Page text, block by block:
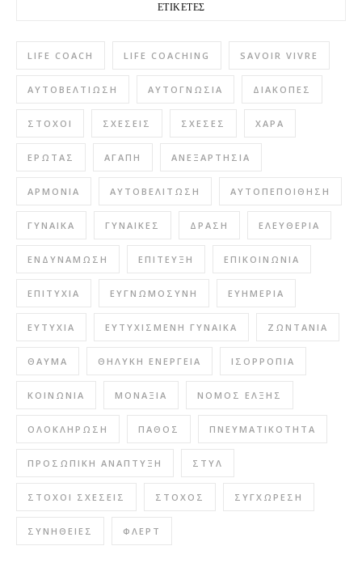
ΕΤΙΚΈΤΕΣ
LIFE COACH LIFE COACHING SAVOIR VIVRE
ΑΥΤΟΒΕΛΤΊΩΣΗ ΑΥΤΟΓΝΩΣΊΑ ΔΙΑΚΟΠΈΣ
ΣΤΌΧΟΙ ΣΧΈΣΕΙΣ ΣΧΈΣΕΣ ΧΑΡΆ
ΈΡΩΤΑΣ ΑΓΆΠΗ ΑΝΕΞΑΡΤΗΣΊΑ
ΑΡΜΟΝΊΑ ΑΥΤΟΒΕΛΊΤΩΣΗ ΑΥΤΟΠΕΠΟΊΘΗΣΗ
ΓΥΝΑΊΚΑ ΓΥΝΑΊΚΕΣ ΔΡΆΣΗ ΕΛΕΥΘΕΡΊΑ
ΕΝΔΥΝΆΜΩΣΗ ΕΠΊΤΕΥΞΗ ΕΠΙΚΟΙΝΩΝΊΑ
ΕΠΙΤΥΧΊΑ ΕΥΓΝΩΜΟΣΎΝΗ ΕΥΗΜΕΡΊΑ
ΕΥΤΥΧΊΑ ΕΥΤΥΧΙΣΜΈΝΗ ΓΥΝΑΊΚΑ ΖΩΝΤΆΝΙΑ
ΘΑΎΜΑ ΘΗΛΥΚΉ ΕΝΈΡΓΕΙΑ ΙΣΟΡΡΟΠΊΑ
ΚΟΙΝΩΝΊΑ ΜΟΝΑΞΙΆ ΝΌΜΟΣ ΈΛΞΗΣ
ΟΛΟΚΛΉΡΩΣΗ ΠΆΘΟΣ ΠΝΕΥΜΑΤΙΚΌΤΗΤΑ
ΠΡΟΣΩΠΙΚΉ ΑΝΆΠΤΥΞΗ ΣΤΥΛ
ΣΤΌΧΟΙ ΣΧΈΣΕΙΣ ΣΤΌΧΟΣ ΣΥΓΧΏΡΕΣΗ
ΣΥΝΉΘΕΙΕΣ ΦΛΕΡΤ